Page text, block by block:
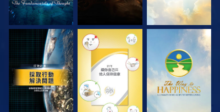
觀看 觀看 觀看